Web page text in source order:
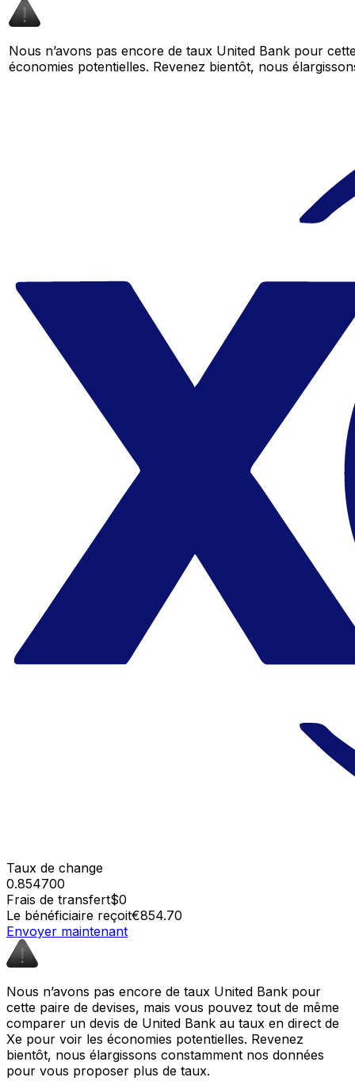
Nous n’avons pas encore de taux United Bank pour
économies potentielles. Revenez bientôt, nous
Taux de change
0.854700
Frais de transfert$0
Le bénéficiaire reçoit€854.70
Envoyer maintenant
Nous n’avons pas encore de taux United Bank pour
cette paire de devises, mais vous pouvez tout de même
comparer un devis de United Bank au taux en direct de
Xe pour voir les économies potentielles. Revenez
bientôt, nous élargissons constamment nos données
pour vous proposer plus de taux.